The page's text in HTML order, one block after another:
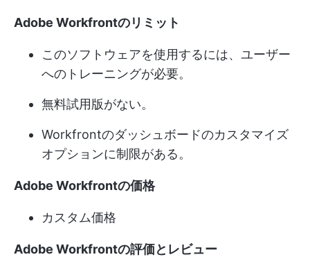
Adobe Workfrontのリミット
このソフトウェアを使用するには、ユーザー
へのトレーニングが必要。
無料試用版がない。
Workfrontのダッシュボードのカスタマイズ
オプションに制限がある。
Adobe Workfrontの価格
カスタム価格
Adobe Workfrontの評価とレビュー